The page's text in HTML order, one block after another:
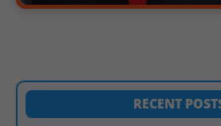
RECENT
NN81
हरिनगर में सीसी इंटरलॉकिंग सड़क निर्माण कार्य